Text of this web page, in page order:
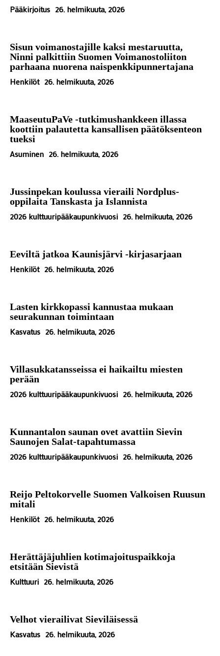
Pääkirjoitus 26. helmikuuta, 2026
Sisun voimanostajille kaksi mestaruutta,
Ninni palkittiin Suomen Voimanostoliiton
parhaana nuorena naispenkkipunnertajana
Henkilöt 26. helmikuuta, 2026
MaaseutuPaVe -tutkimushankkeen illassa
koottiin palautetta kansallisen päätöksenteon
tueksi
Asuminen 26. helmikuuta, 2026
Jussinpekan koulussa vieraili Nordplus-
oppilaita Tanskasta ja Islannista
2026 kulttuuripääkaupunkivuosi 26. helmikuuta, 2026
Eeviltä jatkoa Kaunisjärvi -kirjasarjaan
Henkilöt 26. helmikuuta, 2026
Lasten kirkkopassi kannustaa mukaan
seurakunnan toimintaan
Kasvatus 26. helmikuuta, 2026
Villasukkatansseissa ei haikailtu miesten
perään
2026 kulttuuripääkaupunkivuosi 26. helmikuuta, 2026
Kunnantalon saunan ovet avattiin Sievin
Saunojen Salat-tapahtumassa
2026 kulttuuripääkaupunkivuosi 26. helmikuuta, 2026
Reijo Peltokorvelle Suomen Valkoisen Ruusun
mitali
Henkilöt 26. helmikuuta, 2026
Herättäjäjuhlien kotimajoituspaikkoja
etsitään Sievistä
Kulttuuri 26. helmikuuta, 2026
Velhot vierailivat Sieviläisessä
Kasvatus 26. helmikuuta, 2026